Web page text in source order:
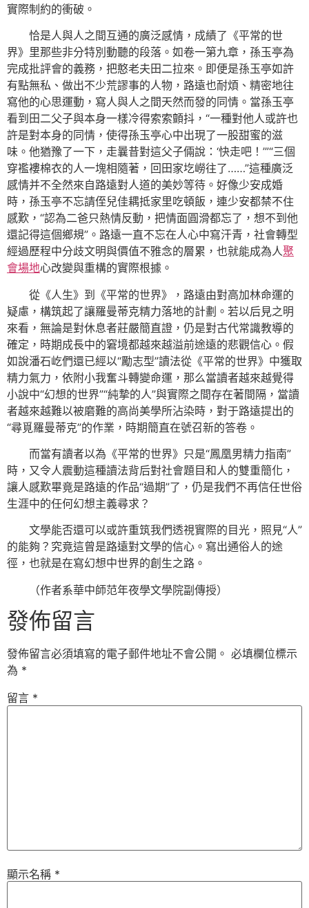
實際制約的衝破。
恰是人與人之間互通的廣泛感情，成績了《平常的世
界》里那些非分特別動聽的段落。如卷一第九章，孫玉亭為
完成批評會的義務，把憨老夫田二拉來。即便是孫玉亭如許
有點無私、做出不少荒謬事的人物，路遠也耐煩、精密地往
寫他的心思運動，寫人與人之間天然而發的同情。當孫玉亭
看到田二父子與本身一樣冷得索索顫抖，“一種對他人或許也
許是對本身的同情，使得孫玉亭心中出現了一股甜蜜的滋
味。他猶豫了一下，走曩昔對這父子倆說：‘快走吧！’”“三個
穿襤褸棉衣的人一塊相隨著，回田家圪嶗往了……”這種廣泛
感情并不全然來自路遠對人道的美妙等待。好像少安成婚
時，孫玉亭不忘請侄兒佳耦抵家里吃頓飯，連少安都禁不住
感歎，“認為二爸只熱情反動，把情面圓滑都忘了，想不到他
還記得這個鄉規”。路遠一直不忘在人心中寫汗青，社會轉型
經過歷程中分歧文明與價值不雅念的層累，也就能成為人聚
會場地心改變與重構的實際根據。
從《人生》到《平常的世界》，路遠由對高加林命運的
疑慮，構筑起了讓羅曼蒂克精力落地的計劃。若以后見之明
來看，無論是對休息者莊嚴簡直證，仍是對古代常識教導的
確定，時期成長中的窘境都越來越溢前途遠的悲觀信心。假
如說潘石屹們還已經以“勵志型”讀法從《平常的世界》中獲取
精力氣力，依附小我奮斗轉變命運，那么當讀者越來越覺得
小說中“幻想的世界”“純摯的人”與實際之間存在著間隔，當讀
者越來越難以被磨難的高尚美學所沾染時，對于路遠提出的
“尋覓羅曼蒂克”的作業，時期簡直在號召新的答卷。
而當有讀者以為《平常的世界》只是“鳳凰男精力指南”
時，又令人震動這種讀法背后對社會題目和人的雙重簡化，
讓人感歎畢竟是路遠的作品“過期”了，仍是我們不再信任世俗
生涯中的任何幻想主義尋求？
文學能否還可以或許重筑我們透視實際的目光，照見“人”
的能夠？究竟這曾是路遠對文學的信心。寫出通俗人的途
徑，也就是在寫幻想中世界的創生之路。
（作者系華中師范年夜學文學院副傳授）
發佈留言
發佈留言必須填寫的電子郵件地址不會公開。 必填欄位標示
為 *
留言 *
顯示名稱 *